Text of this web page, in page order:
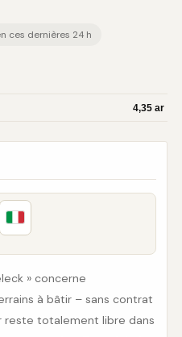
ces dernières 24 h
4,35 ar
» concerne
à bâtir – sans contrat
reste totalement libre dans